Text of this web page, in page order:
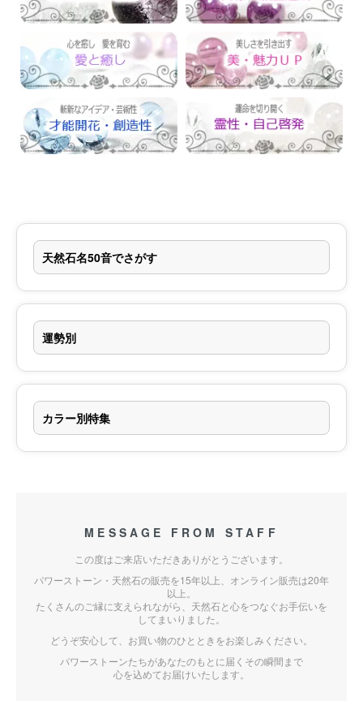
天然石名50音でさがす
運勢別
カラー別特集
MESSAGE FROM STAFF
この度はご来店いただきありがとうございます。
パワーストーン・天然石の販売を15年以上、オンライン販売は20年
以上。
たくさんのご縁に支えられながら、天然石と心をつなぐお手伝いを
してまいりました。
どうぞ安心して、お買い物のひとときをお楽しみください。
パワーストーンたちがあなたのもとに届くその瞬間まで
心を込めてお届けいたします。